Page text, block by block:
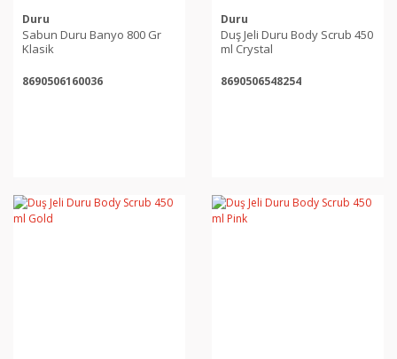
Duru
Sabun Duru Banyo 800 Gr
Klasik
8690506160036
Duru
Duş Jeli Duru Body Scrub 450
ml Crystal
8690506548254